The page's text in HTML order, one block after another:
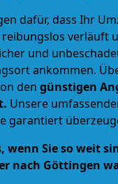
dafür, dass Ihr
verläuft
und
ankommen.
den günstigen
. Unsere
garantiert
wenn Sie so weit
nach Göttingen